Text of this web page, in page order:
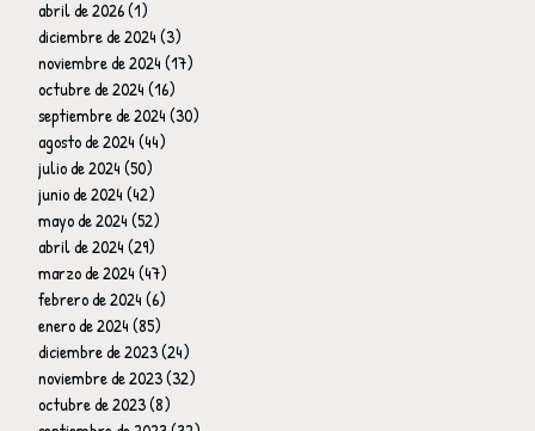
abril de 2026(1)
diciembre de 2024(3)
noviembre de 2024(17)
octubre de 2024(16)
septiembre de 2024(30)
agosto de 2024(44)
julio de 2024(50)
junio de 2024(42)
mayo de 2024(52)
abril de 2024(29)
marzo de 2024(47)
febrero de 2024(6)
enero de 2024(85)
diciembre de 2023(24)
noviembre de 2023(32)
octubre de 2023(8)